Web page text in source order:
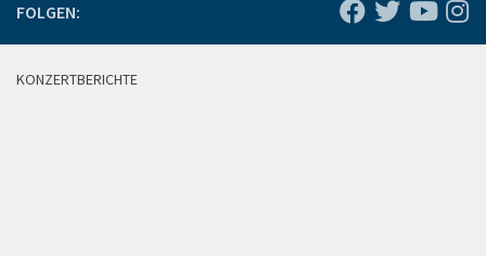
FOLGEN:
KONZERTBERICHTE